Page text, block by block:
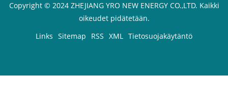
Copyright © 2024 ZHEJIANG YRO NEW ENERGY CO.,LTD. Kaikki
oikeudet pidätetään.
Links Sitemap RSS XML Tietosuojakäytäntö